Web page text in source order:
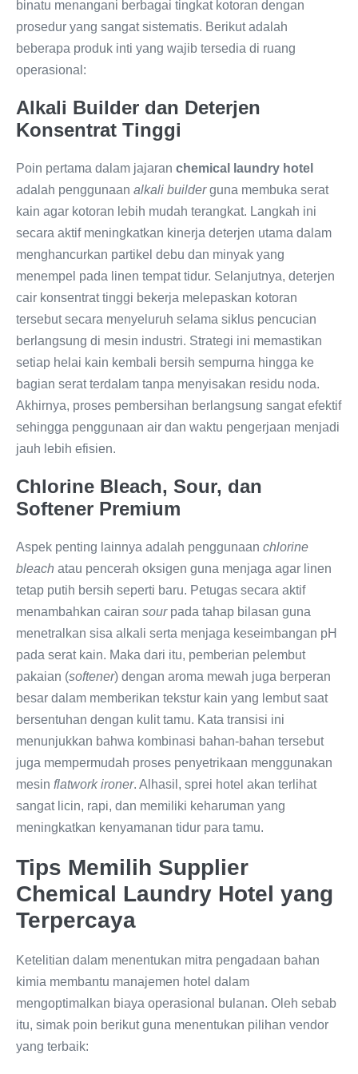
binatu menangani berbagai tingkat kotoran dengan
prosedur yang sangat sistematis. Berikut adalah
beberapa produk inti yang wajib tersedia di ruang
operasional:
Alkali Builder dan Deterjen
Konsentrat Tinggi
Poin pertama dalam jajaran chemical laundry hotel
adalah penggunaan alkali builderguna membuka serat
kain agar kotoran lebih mudah terangkat. Langkah ini
secara aktif meningkatkan kinerja deterjen utama dalam
menghancurkan partikel debu dan minyak yang
menempel pada linen tempat tidur. Selanjutnya, deterjen
cair konsentrat tinggi bekerja melepaskan kotoran
tersebut secara menyeluruh selama siklus pencucian
berlangsung di mesin industri. Strategi ini memastikan
setiap helai kain kembali bersih sempurna hingga ke
bagian serat terdalam tanpa menyisakan residu noda.
Akhirnya, proses pembersihan berlangsung sangat efektif
sehingga penggunaan air dan waktu pengerjaan menjadi
jauh lebih efisien.
Chlorine Bleach, Sour, dan
Softener Premium
Aspek penting lainnya adalah penggunaan chlorine
bleach atau pencerah oksigen guna menjaga agar linen
tetap putih bersih seperti baru. Petugas secara aktif
menambahkan cairan sourpada tahap bilasan guna
menetralkan sisa alkali serta menjaga keseimbangan pH
pada serat kain. Maka dari itu, pemberian pelembut
pakaian (softener) dengan aroma mewah juga berperan
besar dalam memberikan tekstur kain yang lembut saat
bersentuhan dengan kulit tamu. Kata transisi ini
menunjukkan bahwa kombinasi bahan-bahan tersebut
juga mempermudah proses penyetrikaan menggunakan
mesin flatwork ironer. Alhasil, sprei hotel akan terlihat
sangat licin, rapi, dan memiliki keharuman yang
meningkatkan kenyamanan tidur para tamu.
Tips Memilih Supplier
Chemical Laundry Hotel yang
Terpercaya
Ketelitian dalam menentukan mitra pengadaan bahan
kimia membantu manajemen hotel dalam
mengoptimalkan biaya operasional bulanan. Oleh sebab
itu, simak poin berikut guna menentukan pilihan vendor
yang terbaik: